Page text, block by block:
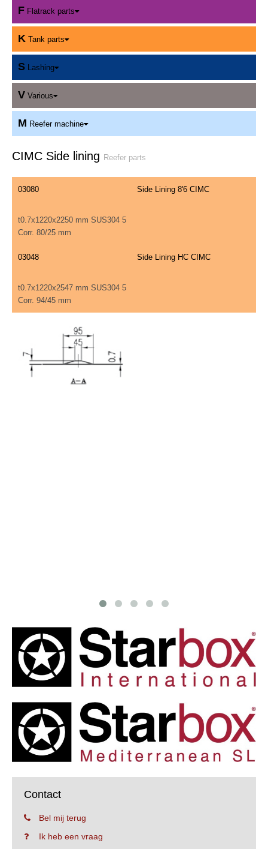
F Flatrack parts
K Tank parts
S Lashing
V Various
M Reefer machine
CIMC Side lining Reefer parts
03080 Side Lining 8'6 CIMC
t0.7x1220x2250 mm SUS304 5
Corr. 80/25 mm
03048 Side Lining HC CIMC
t0.7x1220x2547 mm SUS304 5
Corr. 94/45 mm
Contact
Bel mij terug
Ik heb een vraag